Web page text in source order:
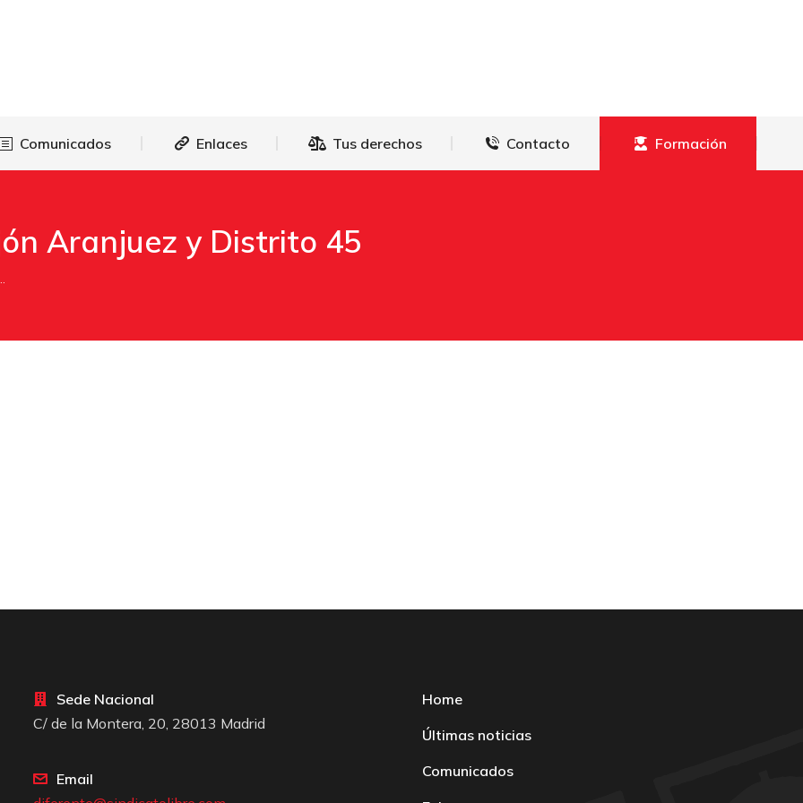
Comunicados Enlaces Tus derechos Contacto Formación
Aranjuez y Distrito 45
Sede Nacional
C/ de la Montera, 20, 28013 Madrid
Email
Home
Últimas noticias
Comunicados